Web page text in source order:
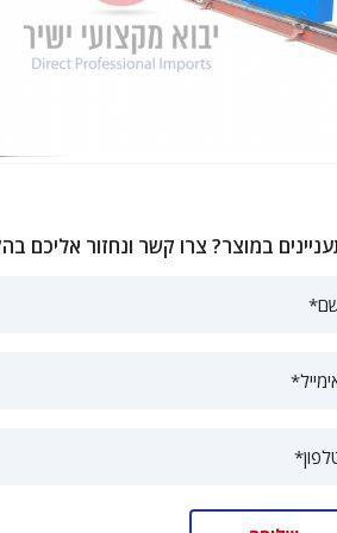
במוצר? צרו קשר ונחזור אליכם